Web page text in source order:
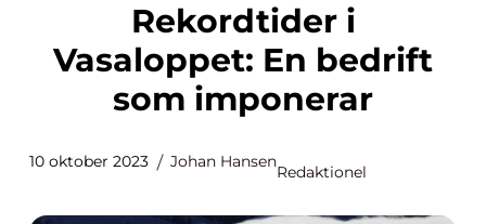
Rekordtider i
Vasaloppet: En bedrift
som imponerar
10 oktober 2023 Johan Hansen
Redaktionel